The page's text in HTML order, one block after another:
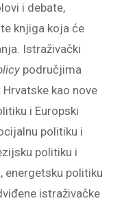
i debate,
knjiga koja će
Istraživački
područjima
kao nove
i Europski
politiku i
politiku i
energetsku politiku
istraživačke